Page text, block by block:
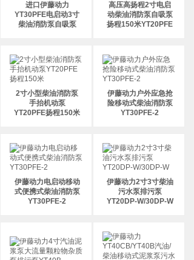
进口伊藤动力
YT30PFE电启动3寸
柴油消防泵自吸泵
高压高扬程2寸电启
动柴油消防泵自吸泵
扬程150米YT20PFE
2寸小型柴油消防泵
手抬机动泵
YT20PFE扬程150米
伊藤动力户外应急抢
险移动式柴油消防泵
YT30PFE-2
伊藤动力电启动移动
式便携式柴油消防泵
YT30PFE-2
伊藤动力2寸3寸柴油
污水泵排污泵
YT20DP-W/30DP-W